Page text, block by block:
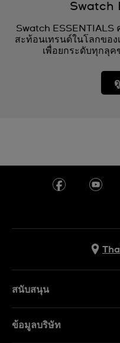
Swatch
Swatch ESSENTIALS
สะท้อนเทรนด์ในโลกขอ
เพื่อยกระดับทุกลุ
สนับสนุน
คำถามที่พบบ่อย (FAQ)
ข้อมูลบริษัท